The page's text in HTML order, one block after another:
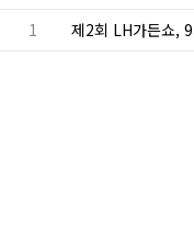
1
제2회 LH가든쇼,